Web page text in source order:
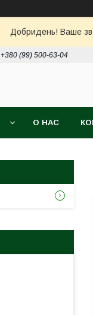
Добридень! Ваше
+380 (99) 500-63-04
О НАС